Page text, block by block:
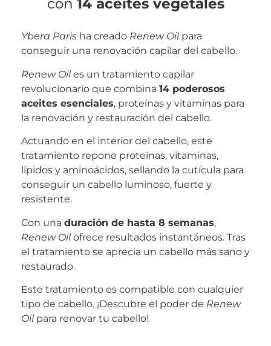
con 14 aceites vegetales
Ybera Paris ha creado Renew Oilpara
conseguir una renovación capilar del cabello.
Renew Oiles un tratamiento capilar
revolucionario que combina 14 poderosos
aceites esenciales, proteínas y vitaminas para
la renovación y restauración del cabello.
Actuando en el interior del cabello, este
tratamiento repone proteínas, vitaminas,
lípidos y aminoácidos, sellando la cutícula para
conseguir un cabello luminoso, fuerte y
resistente.
Con una duración de hasta 8 semanas,
Renew Oilofrece resultados instantáneos. Tras
el tratamiento se aprecia un cabello más sano y
restaurado.
Este tratamiento es compatible con cualquier
tipo de cabello. ¡Descubre el poder de Renew
Oilpara renovar tu cabello!